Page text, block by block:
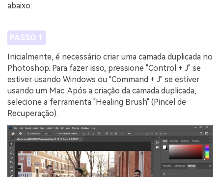
abaixo:
PASSO 1
Inicialmente, é necessário criar uma camada duplicada no
Photoshop. Para fazer isso, pressione "Control + J" se
estiver usando Windows ou "Command + J" se estiver
usando um Mac. Após a criação da camada duplicada,
selecione a ferramenta "Healing Brush" (Pincel de
Recuperação).